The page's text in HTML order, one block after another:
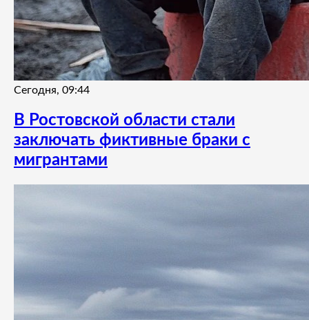
Сегодня, 09:44
В Ростовской области стали
заключать фиктивные браки с
мигрантами